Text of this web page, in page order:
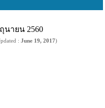
นายน 2560
: June 19, 2017)